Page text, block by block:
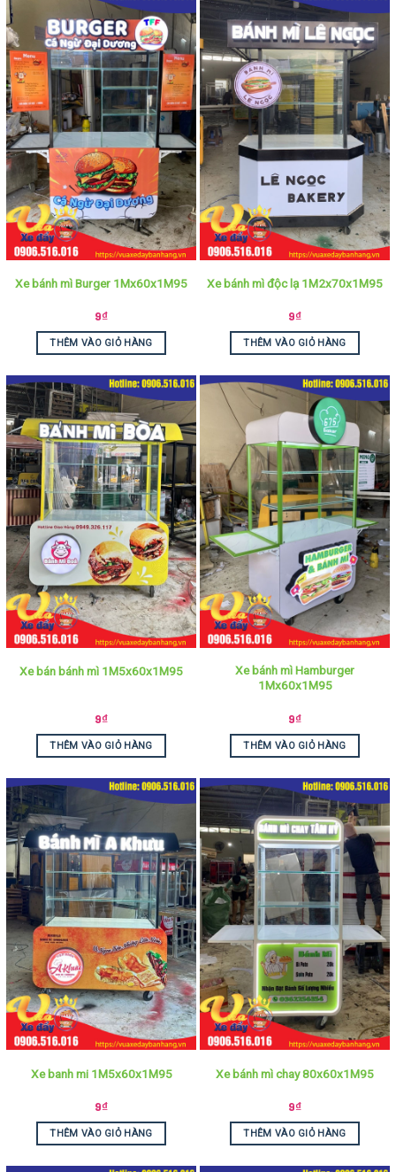
Xe bánh mì Burger 1Mx60x1M95
9₫
THÊM VÀO GIỎ HÀNG
Xe bánh mì độc lạ 1M2x70x1M95
9₫
THÊM VÀO GIỎ HÀNG
Xe bán bánh mì 1M5x60x1M95
9₫
THÊM VÀO GIỎ HÀNG
Xe bánh mì Hamburger
1Mx60x1M95
9₫
THÊM VÀO GIỎ HÀNG
Xe banh mi 1M5x60x1M95
9₫
THÊM VÀO GIỎ HÀNG
Xe bánh mì chay 80x60x1M95
9₫
THÊM VÀO GIỎ HÀNG